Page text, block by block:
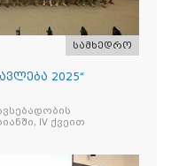
სამხედრო
2025“
IV ქვეით